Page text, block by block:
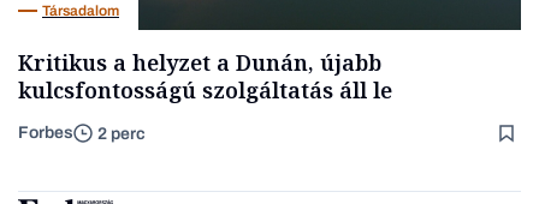
Társadalom
Kritikus a helyzet a Dunán, újabb
kulcsfontosságú szolgáltatás áll le
Forbes 2 perc